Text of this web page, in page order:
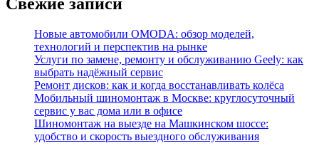
Новые автомобили OMODA: обзор моделей,
технологий и перспектив на рынке
Услуги по замене, ремонту и обслуживанию Geely: как
выбрать надёжный сервис
Ремонт дисков: как и когда восстанавливать колёса
Мобильный шиномонтаж в Москве: круглосуточный
сервис у вас дома или в офисе
Шиномонтаж на выезде на Машкинском шоссе:
удобство и скорость выездного обслуживания